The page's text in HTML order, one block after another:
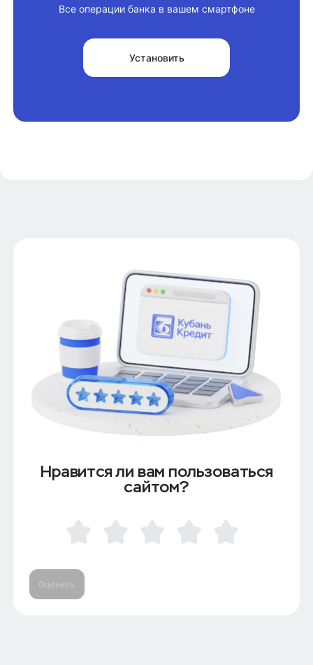
Все операции банка в вашем смартфоне
Установить
Нравится ли вам пользоваться
сайтом?
Оценить